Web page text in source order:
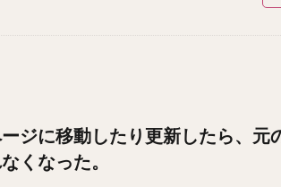
ジに移動したり更新したら、元
くなった。